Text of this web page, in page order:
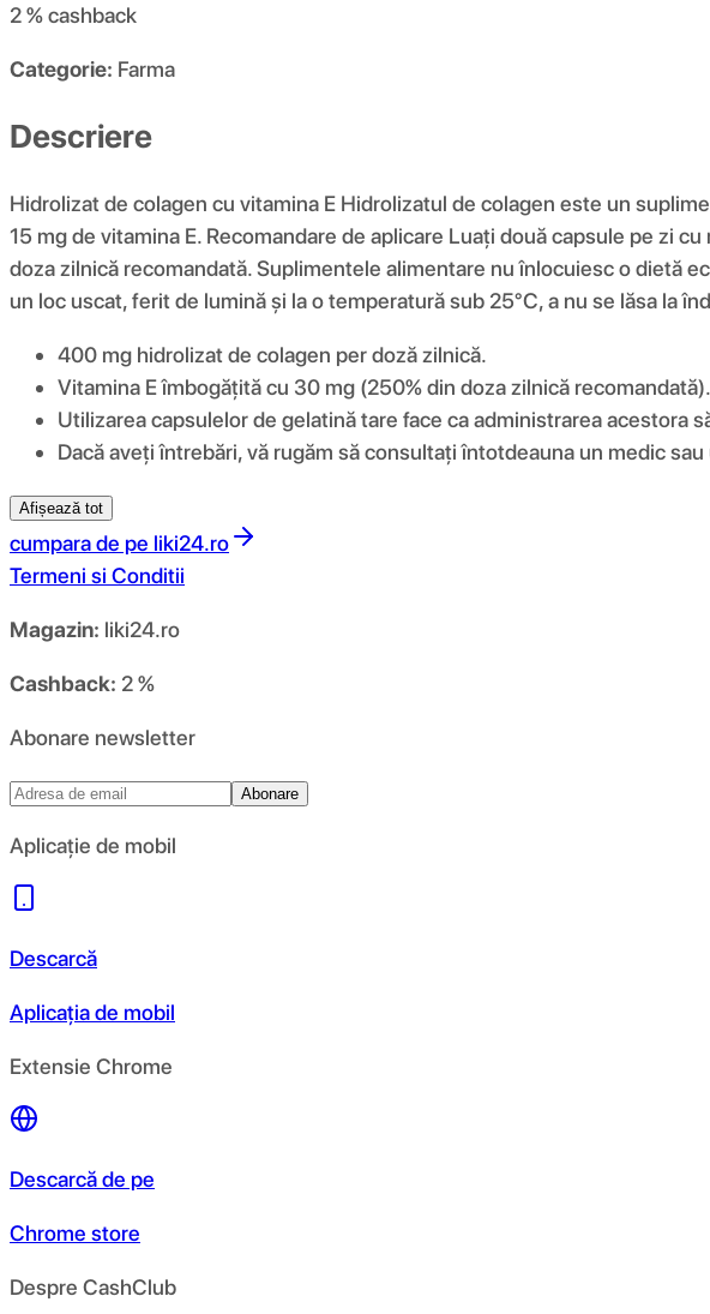
2 %cashback
Categorie: Farma
Descriere
Hidrolizat de colagen cu vitamina E Hidrolizatul de colagen este un
15 mg de vitamina E. Recomandare de aplicare Luați două capsule pe zi
doza zilnică recomandată. Suplimentele alimentare nu înlocuiesc o dietă
un loc uscat, ferit de lumină și la o temperatură sub 25°C, a nu se lăsa la
400 mg hidrolizat de colagen per doză zilnică.
Vitamina E îmbogățită cu 30 mg (250% din doza zilnică
Utilizarea capsulelor de gelatină tare face ca administrarea acestora
Dacă aveți întrebări, vă rugăm să consultați întotdeauna un medic
Afișează tot
cumpara de pe liki24.ro
Termeni si Conditii
Magazin: liki24.ro
Cashback: 2 %
Abonare newsletter
Abonare
Aplicație de mobil
Descarcă
Aplicația de mobil
Extensie Chrome
Descarcă de pe
Chrome store
Despre CashClub